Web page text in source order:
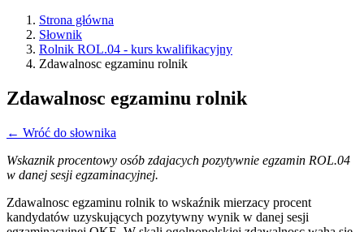
Strona główna
Słownik
Rolnik ROL.04 - kurs kwalifikacyjny
Zdawalnosc egzaminu rolnik
Zdawalnosc egzaminu rolnik
← Wróć do słownika
Wskaznik procentowy osób zdajacych pozytywnie egzamin ROL.04
w danej sesji egzaminacyjnej.
Zdawalnosc egzaminu rolnik to wskaźnik mierzacy procent
kandydatów uzyskujących pozytywny wynik w danej sesji